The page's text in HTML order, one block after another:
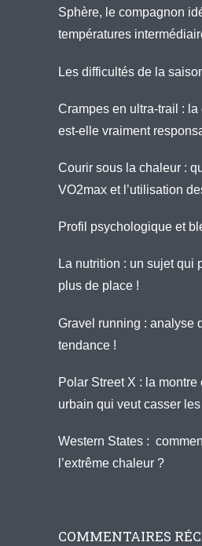
Sphère, le compagnon
températures
Les difficultés de la
Crampes en ultra-trail : la
est-elle vraiment
Courir sous la chaleur :
VO2max et l’utilisation
Profil psychologique et
La nutrition : un sujet qui
plus de place !
Gravel running : analyse
tendance !
Polar Street X : la
urbain qui veut casser
Western States :
l’extrême chaleur ?
COMMENTAIRES